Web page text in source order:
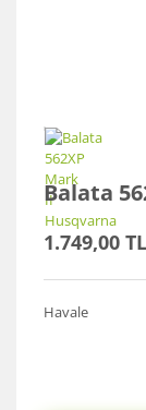
Balata
1.749,00 TL
Havale